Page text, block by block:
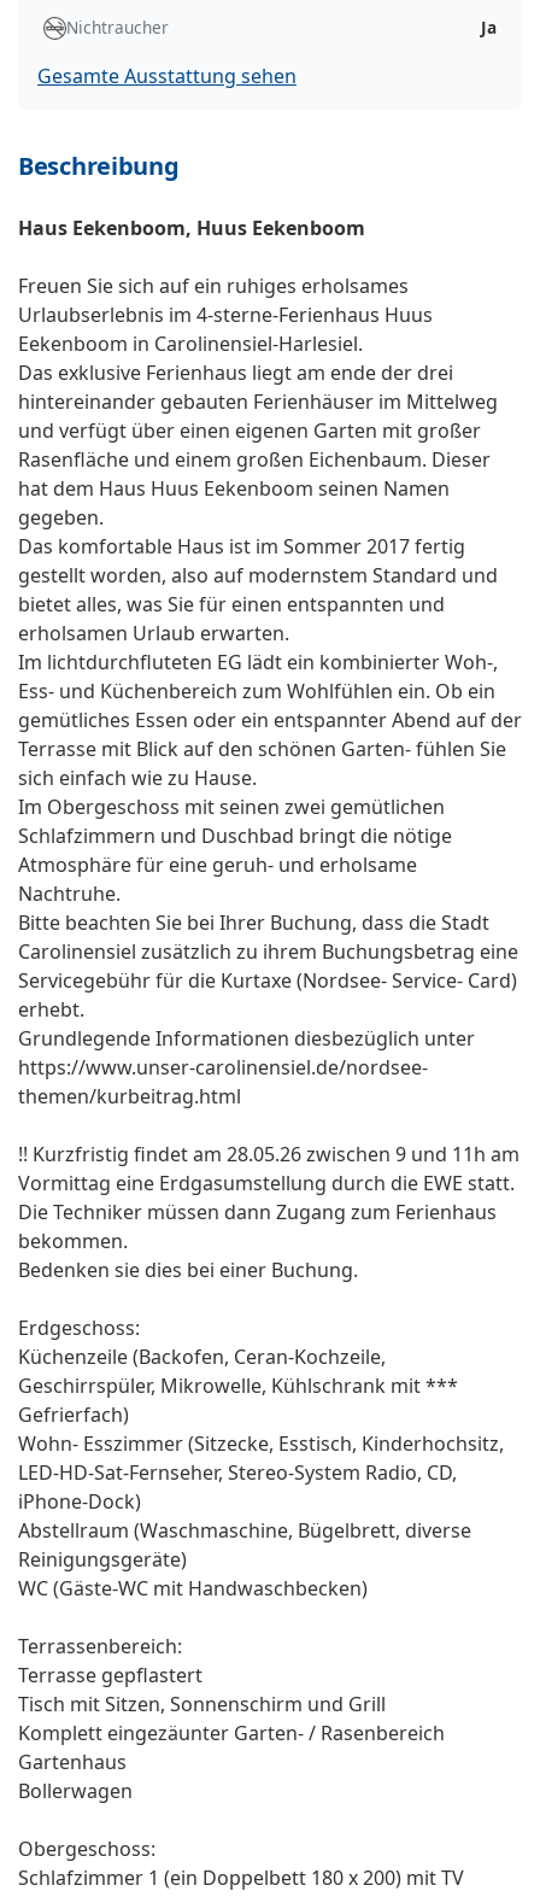
Nichtraucher
Ja
Gesamte Ausstattung sehen
Beschreibung
Haus Eekenboom, Huus Eekenboom
Freuen Sie sich auf ein ruhiges erholsames
Urlaubserlebnis im 4-sterne-Ferienhaus Huus
Eekenboom in Carolinensiel-Harlesiel.
Das exklusive Ferienhaus liegt am ende der drei
hintereinander gebauten Ferienhäuser im Mittelweg
und verfügt über einen eigenen Garten mit großer
Rasenfläche und einem großen Eichenbaum. Dieser
hat dem Haus Huus Eekenboom seinen Namen
gegeben.
Das komfortable Haus ist im Sommer 2017 fertig
gestellt worden, also auf modernstem Standard und
bietet alles, was Sie für einen entspannten und
erholsamen Urlaub erwarten.
Im lichtdurchfluteten EG lädt ein kombinierter Woh-,
Ess- und Küchenbereich zum Wohlfühlen ein. Ob ein
gemütliches Essen oder ein entspannter Abend auf der
Terrasse mit Blick auf den schönen Garten- fühlen Sie
sich einfach wie zu Hause.
Im Obergeschoss mit seinen zwei gemütlichen
Schlafzimmern und Duschbad bringt die nötige
Atmosphäre für eine geruh- und erholsame
Nachtruhe.
Bitte beachten Sie bei Ihrer Buchung, dass die Stadt
Carolinensiel zusätzlich zu ihrem Buchungsbetrag eine
Servicegebühr für die Kurtaxe (Nordsee- Service- Card)
erhebt.
Grundlegende Informationen diesbezüglich unter
https://www.unser-carolinensiel.de/nordsee-
themen/kurbeitrag.html
!! Kurzfristig findet am 28.05.26 zwischen 9 und 11h am
Vormittag eine Erdgasumstellung durch die EWE statt.
Die Techniker müssen dann Zugang zum Ferienhaus
bekommen.
Bedenken sie dies bei einer Buchung.
Erdgeschoss:
Küchenzeile (Backofen, Ceran-Kochzeile,
Geschirrspüler, Mikrowelle, Kühlschrank mit ***
Gefrierfach)
Wohn- Esszimmer (Sitzecke, Esstisch, Kinderhochsitz,
LED-HD-Sat-Fernseher, Stereo-System Radio, CD,
iPhone-Dock)
Abstellraum (Waschmaschine, Bügelbrett, diverse
Reinigungsgeräte)
WC (Gäste-WC mit Handwaschbecken)
Terrassenbereich:
Terrasse gepflastert
Tisch mit Sitzen, Sonnenschirm und Grill
Komplett eingezäunter Garten- / Rasenbereich
Gartenhaus
Bollerwagen
Obergeschoss:
Schlafzimmer 1 (ein Doppelbett 180 x 200) mit TV